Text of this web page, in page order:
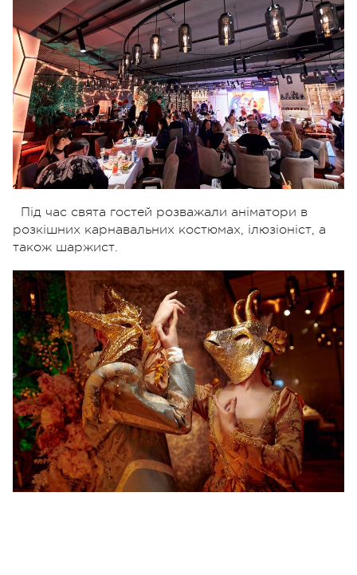
Під час свята гостей розважали аніматори в
розкішних карнавальних костюмах, ілюзіоніст, а
також шаржист.